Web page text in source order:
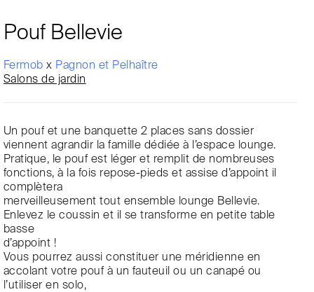
Pouf Bellevie
Fermobx Pagnon et Pelhaître
Salons de jardin
Un pouf et une banquette 2 places sans dossier
viennent agrandir la famille dédiée à l’espace lounge.
Pratique, le pouf est léger et remplit de nombreuses
fonctions, à la fois repose-pieds et assise d’appoint il
complètera
merveilleusement tout ensemble lounge Bellevie.
Enlevez le coussin et il se transforme en petite table
basse
d’appoint !
Vous pourrez aussi constituer une méridienne en
accolant votre pouf à un fauteuil ou un canapé ou
l’utiliser en solo,